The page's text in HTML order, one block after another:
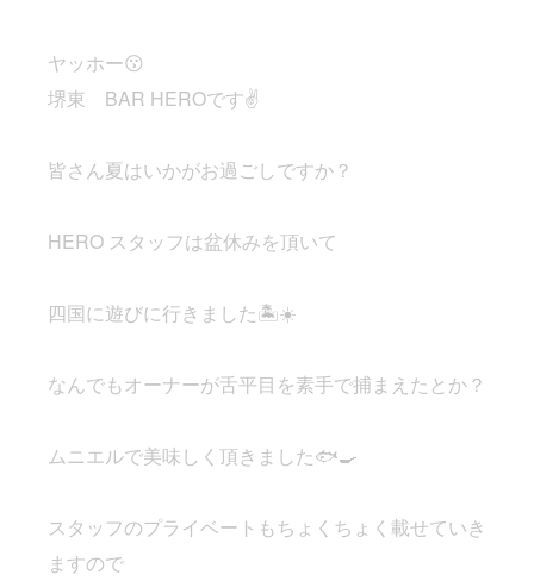
ヤッホー😗
堺東 BAR HEROです✌️
皆さん夏はいかがお過ごしですか？
HERO スタッフは盆休みを頂いて
四国に遊びに行きました🏝️☀️
なんでもオーナーが舌平目を素手で捕まえたとか？
ムニエルで美味しく頂きました🐟🍳
スタッフのプライベートもちょくちょく載せていき
ますので